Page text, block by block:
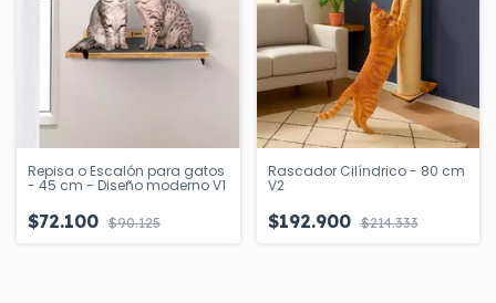
Repisa o Escalón para gatos
- 45 cm - Diseño moderno V1
$72.100 $90.125
Rascador Cilíndrico - 80 cm
V2
$192.900 $214.333